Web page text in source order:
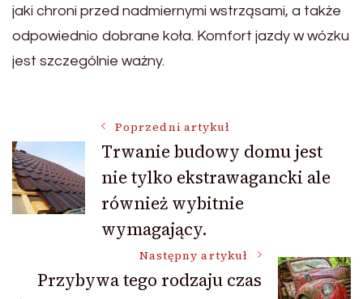
jaki chroni przed nadmiernymi wstrząsami, a także
odpowiednio dobrane koła. Komfort jazdy w wózku
jest szczególnie ważny.
Nawigacja
wpisu
Poprzedni artykuł
Trwanie budowy domu jest
nie tylko ekstrawagancki ale
również wybitnie
wymagający.
Następny artykuł
Przybywa tego rodzaju czas